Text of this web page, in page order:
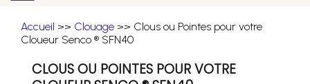
Accueil >> Clouage >> Clous ou Pointes pour votre
Cloueur Senco ® SFN40
CLOUS OU POINTES POUR VOTRE